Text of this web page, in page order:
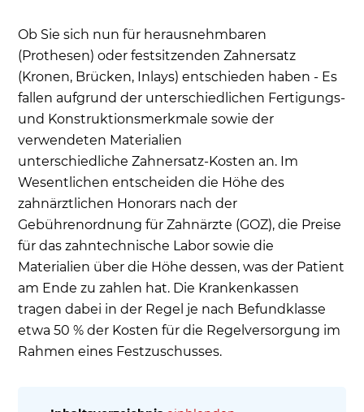
Ob Sie sich nun für herausnehmbaren
(Prothesen) oder festsitzenden Zahnersatz
(Kronen, Brücken, Inlays) entschieden haben - Es
fallen aufgrund der unterschiedlichen Fertigungs-
und Konstruktionsmerkmale sowie der
verwendeten Materialien
unterschiedliche Zahnersatz-Kosten an. Im
Wesentlichen entscheiden die Höhe des
zahnärztlichen Honorars nach der
Gebührenordnung für Zahnärzte (GOZ), die Preise
für das zahntechnische Labor sowie die
Materialien über die Höhe dessen, was der Patient
am Ende zu zahlen hat. Die Krankenkassen
tragen dabei in der Regel je nach Befundklasse
etwa 50 % der Kosten für die Regelversorgung im
Rahmen eines Festzuschusses.